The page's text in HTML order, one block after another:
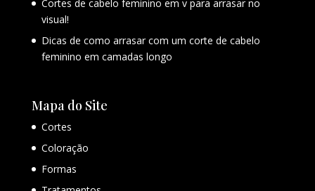
Cortes de cabelo feminino em v para arrasar no
visual!
Dicas de como arrasar com um corte de cabelo
feminino em camadas longo
Mapa do Site
Cortes
Coloração
Formas